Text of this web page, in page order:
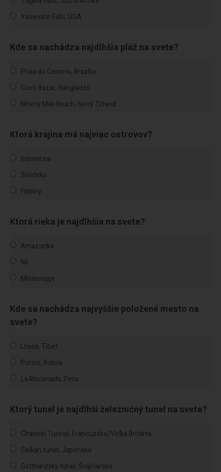
Yosemite Falls, USA
Kde sa nachádza najdlhšia pláž na svete?
Praia do Cassino, Brazília
Cox’s Bazar, Bangladéš
Ninety Mile Beach, Nový Zéland
Ktorá krajina má najviac ostrovov?
Indonézia
Švédsko
Filipíny
Ktorá rieka je najdlhšia na svete?
Amazonka
Níl
Mississippi
Kde sa nachádza najvyššie položené mesto na
svete?
Lhasa, Tibet
Potosí, Bolívia
La Rinconada, Peru
Ktorý tunel je najdlhší železničný tunel na svete?
Channel Tunnel, Francúzsko/Veľká Británia
Seikan tunel, Japonsko
Gotthardský tunel, Švajčiarsko